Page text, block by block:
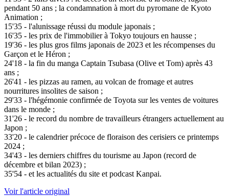
pendant 50 ans ; la condamnation à mort du pyromane de Kyoto
Animation ;
15'35 - l'alunissage réussi du module japonais ;
16'35 - les prix de l'immobilier à Tokyo toujours en hausse ;
19'36 - les plus gros films japonais de 2023 et les récompenses du
Garçon et le Héron ;
24'18 - la fin du manga Captain Tsubasa (Olive et Tom) après 43
ans ;
26'41 - les pizzas au ramen, au volcan de fromage et autres
nourritures insolites de saison ;
29'33 - l'hégémonie confirmée de Toyota sur les ventes de voitures
dans le monde ;
31'26 - le record du nombre de travailleurs étrangers actuellement au
Japon ;
33'20 - le calendrier précoce de floraison des cerisiers ce printemps
2024 ;
34'43 - les derniers chiffres du tourisme au Japon (record de
décembre et bilan 2023) ;
35'54 - et les actualités du site et podcast Kanpai.
Voir l'article original